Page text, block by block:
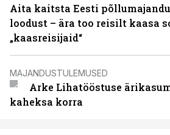
Aita kaitsta Eesti
loodust – ära too reisilt kaasa
„kaasreisijaid“
MAJANDUSTULEMUSED
Arke Lihatööstuse
kaheksa korra